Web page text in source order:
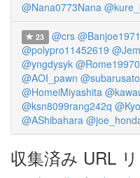
@Nana0773Nana
23 @crs @Banjoe1971
@polypro11452619
@yngdysyk
@AOI_pawn
@HomeiMiyashita
@ksn8099rang242q
@AShibahara
収集済み URL